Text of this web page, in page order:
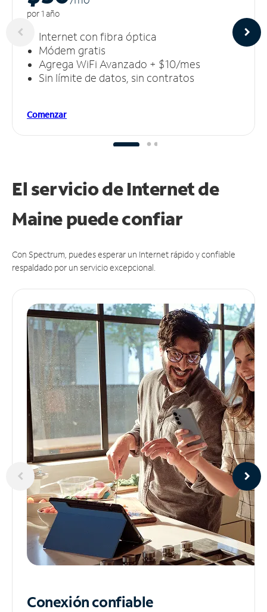
por 1 año
Internet con fibra óptica
Módem gratis
Agrega WiFi Avanzado + $10/mes
Sin límite de datos, sin contratos
Comenzar
El servicio de Internet de
Maine puedeconfiar
Con Spectrum, puedes esperar un Internet rápido y confiable
respaldado por un servicio excepcional.
Conexión confiable